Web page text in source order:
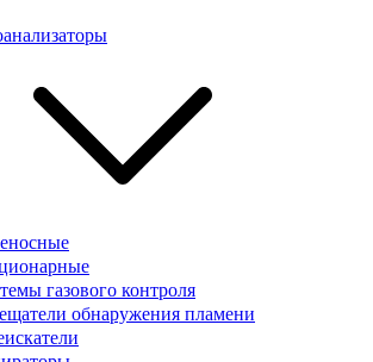
газового контроля
обнаружения пламени